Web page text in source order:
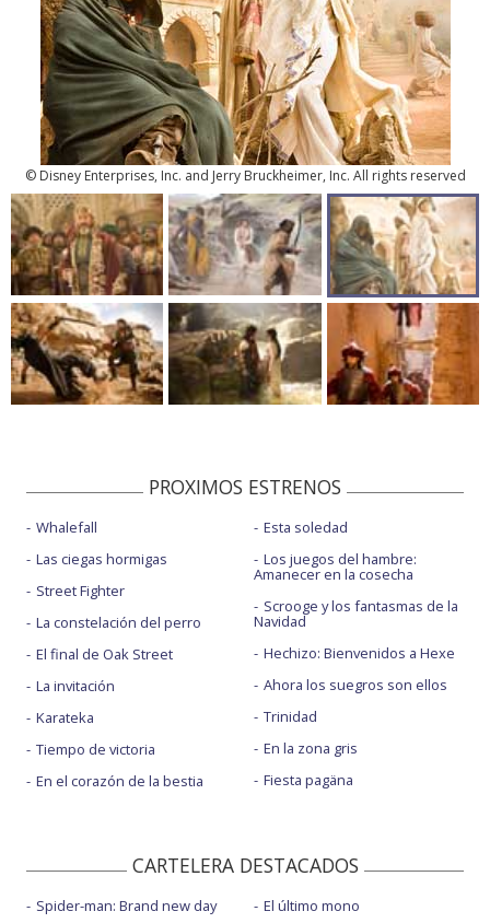
© Disney Enterprises, Inc. and Jerry Bruckheimer, Inc. All rights reserved
PROXIMOS ESTRENOS
Whalefall
Las ciegas hormigas
Street Fighter
La constelación del perro
El final de Oak Street
La invitación
Karateka
Tiempo de victoria
En el corazón de la bestia
Esta soledad
Los juegos del hambre:
Amanecer en la cosecha
Scrooge y los fantasmas de la
Navidad
Hechizo: Bienvenidos a Hexe
Ahora los suegros son ellos
Trinidad
En la zona gris
Fiesta pagäna
CARTELERA DESTACADOS
Spider-man: Brand new day
El último mono